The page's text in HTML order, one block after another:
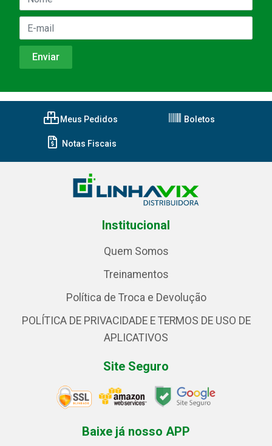
Meus Pedidos Boletos
Notas Fiscais
Institucional
Quem Somos
Treinamentos
Política de Troca e Devolução
POLÍTICA DE PRIVACIDADE E TERMOS DE USO DE
APLICATIVOS
Site Seguro
Baixe já nosso APP